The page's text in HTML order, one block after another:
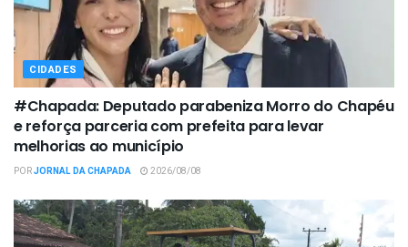
CIDADES
#Chapada: Deputado parabeniza Morro do Chapéu
e reforça parceria com prefeita para levar
melhorias ao município
PORJORNAL DA CHAPADA 2026/08/08